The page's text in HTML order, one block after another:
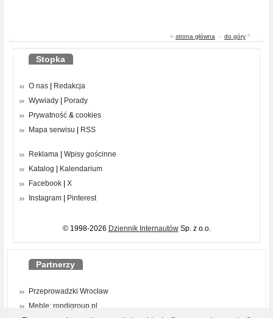
« strona główna - do góry ^
Stopka
O nas
Redakcja
Wywiady
Porady
Prywatność & cookies
Mapa serwisu
RSS
Reklama
Wpisy gościnne
Katalog
Kalendarium
Facebook
X
Instagram
Pinterest
© 1998-2026 Dziennik InternautówSp. z o.o.
Partnerzy
Przeprowadzki Wrocław
Meble: rondigroup.pl